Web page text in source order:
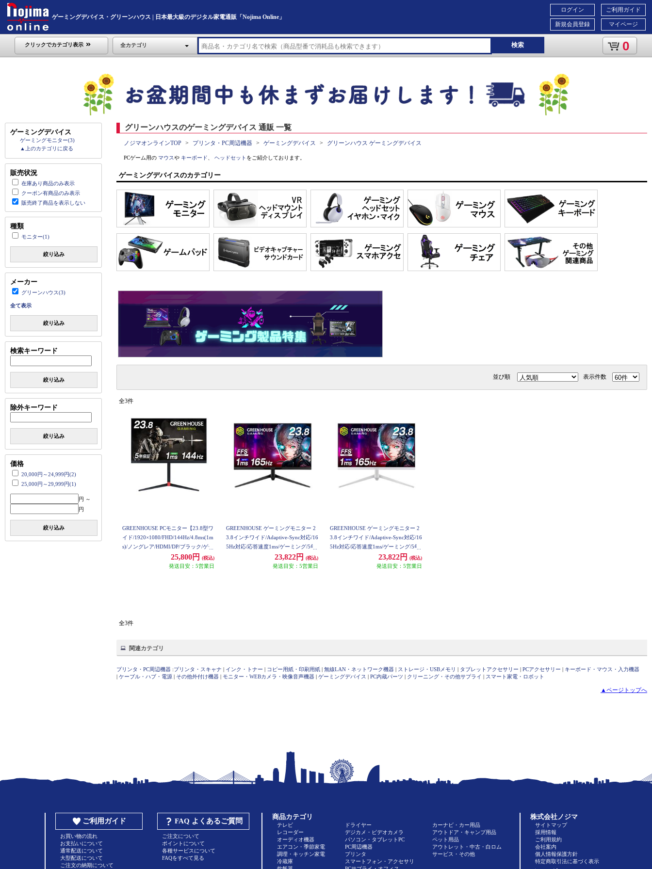
ゲーミングデバイス・グリーンハウス | 日本最大級のデジタル家電通販「Nojima Online」
ご利用ガイド
マイページ
ログイン
新規会員登録
クリックでカテゴリ表示 全カテゴリ 検索 0
ゲーミングデバイス
ゲーミングモニター(3)
▲上のカテゴリに戻る
販売状況
在庫あり商品のみ表示
クーポン有商品のみ表示
販売終了商品を表示しない
種類
モニター(1)
絞り込み
メーカー
グリーンハウス(3)
全て表示
絞り込み
検索キーワード
絞り込み
除外キーワード
絞り込み
価格
20,000円～24,999円(2)
25,000円～29,999円(1)
円 ～
円
絞り込み
グリーンハウスのゲーミングデバイス 通販 一覧
ノジマオンラインTOP プリンタ・PC周辺機器 ゲーミングデバイス グリーンハウス ゲーミングデバイス
PCゲーム用の マウスや キーボード ヘッドセット をご紹介しております。
ゲーミングデバイスのカテゴリー
並び順 表示件数
全3件
GREENHOUSE PCモニター【23.8型ワ
イド/1920×1080/FHD/144Hz/4.8ms(1m
s)/ノングレア/HDMI/DP/ブラック/ゲー
ミング/2022年6月】 GH-GLCC238AZ-
25,800円 (税込)
発送目安：5営業日
GREENHOUSE ゲーミングモニター 2
3.8インチワイド/Adaptive-Sync対応/16
5Hz対応/応答速度1ms/ゲーミング/5年
保証/ブラック/2023年4月モデル GH-G
23,822円 (税込)
発送目安：5営業日
GREENHOUSE ゲーミングモニター 2
3.8インチワイド/Adaptive-Sync対応/16
5Hz対応/応答速度1ms/ゲーミング/5年
保証/ホワイト/2023年4月モデル GH-G
23,822円 (税込)
発送目安：5営業日
全3件
関連カテゴリ
プリンタ・PC周辺機器 :プリンタ・スキャナ | インク・トナー | コピー用紙・印刷用紙 | 無線LAN・ネットワーク機器 | ストレージ・USBメモリ | タブレットアクセサリー | PCアクセサリー | キーボード・マウス・入力機器
| ケーブル・ハブ・電源 | その他外付け機器 | モニター・WEBカメラ・映像音声機器 | ゲーミングデバイス | PC内蔵パーツ | クリーニング・その他サプライ | スマート家電・ロボット
▲ページトップへ
ご利用ガイド
お買い物の流れ
お支払いについて
通常配送について
大型配送について
ご注文の納期について
FAQ よくあるご質問
ご注文について
ポイントについて
各種サービスについて
FAQをすべて見る
商品カテゴリ
テレビ
レコーダー
オーディオ機器
エアコン・季節家電
調理・キッチン家電
冷蔵庫
ドライヤー
デジカメ・ビデオカメラ
パソコン・タブレットPC
PC周辺機器
プリンタ
スマートフォン・アクセサリ
カーナビ・カー用品
アウトドア・キャンプ用品
ペット用品
アウトレット・中古・白ロム
サービス・その他
株式会社ノジマ
サイトマップ
採用情報
ご利用規約
会社案内
個人情報保護方針
特定商取引法に基づく表示